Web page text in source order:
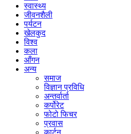
स्वास्थ्य
जीवनशैली
पर्यटन
खेलकुद
विश्व
कला
आँगन
अन्य
समाज
विज्ञान प्रविधि
अन्तर्वार्ता
कर्पोरेट
फोटो फिचर
प्रवास
कार्टुन